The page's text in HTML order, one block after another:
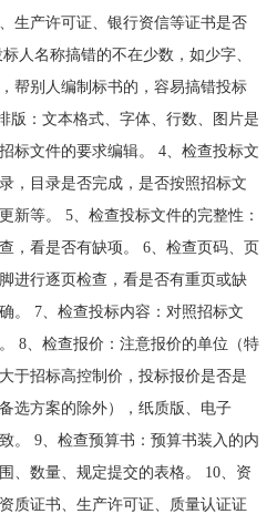
生产许可证、银行资信等证书是否
人名称搞错的不在少数，如少字、
帮别人编制标书的，容易搞错投标
版：文本格式、字体、行数、图片是
标文件的要求编辑。 4、检查投标文
，目录是否完成，是否按照招标文
新等。 5、检查投标文件的完整性：
，看是否有缺项。 6、检查页码、页
进行逐页检查，看是否有重页或缺
。 7、检查投标内容：对照招标文
8、检查报价：注意报价的单位（特
于招标高控制价，投标报价是否是
选方案的除外），纸质版、电子
。 9、检查预算书：预算书装入的内
、数量、规定提交的表格。 10、资
质证书、生产许可证、质量认证证